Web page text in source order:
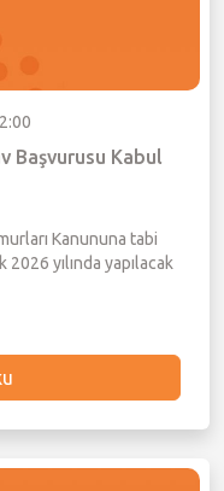
Başvurusu Kabul
Kanununa tabi
yılında yapılacak